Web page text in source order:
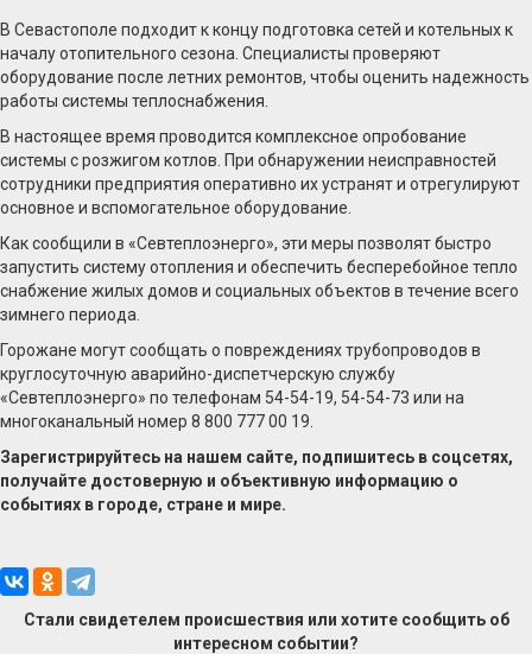
В Севастополе подходит к концу подготовка сетей и котельных к
началу отопительного сезона. Специалисты проверяют
оборудование после летних ремонтов, чтобы оценить надежность
работы системы теплоснабжения.
В настоящее время проводится комплексное опробование
системы с розжигом котлов. При обнаружении неисправностей
сотрудники предприятия оперативно их устранят и отрегулируют
основное и вспомогательное оборудование.
Как сообщили в «Севтеплоэнерго», эти меры позволят быстро
запустить систему отопления и обеспечить бесперебойное тепло
снабжение жилых домов и социальных объектов в течение всего
зимнего периода.
Горожане могут сообщать о повреждениях трубопроводов в
круглосуточную аварийно-диспетчерскую службу
«Севтеплоэнерго» по телефонам 54-54-19, 54-54-73 или на
многоканальный номер 8 800 777 00 19.
Зарегистрируйтесь на нашем сайте, подпишитесь в соцсетях,
получайте достоверную и объективную информацию о
событиях в городе, стране и мире.
Стали свидетелем происшествия или хотите сообщить об
интересном событии?